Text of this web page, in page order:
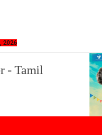
2026
- Tamil